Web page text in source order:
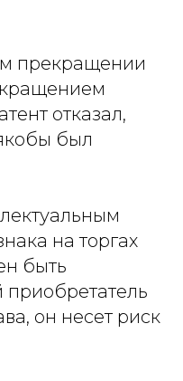
прекращении
отказал,
был
на торгах
быть
приобретатель
он несет риск